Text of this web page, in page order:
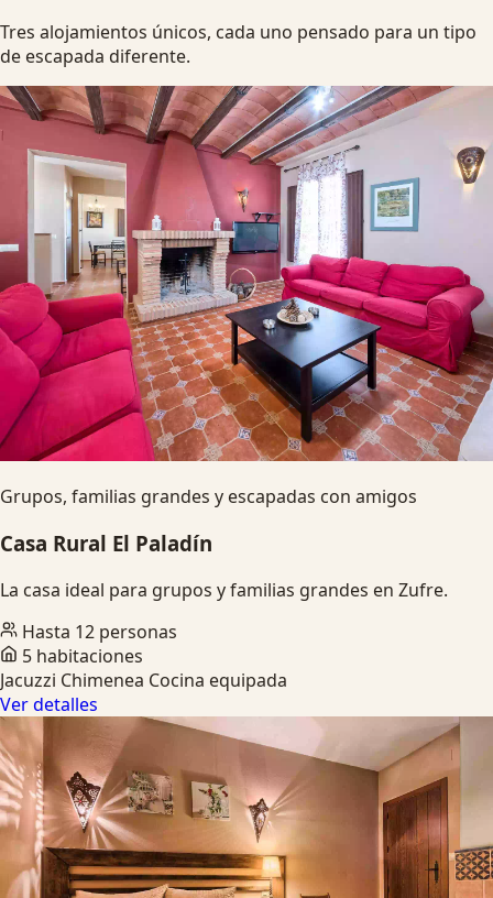
Tres alojamientos únicos, cada uno pensado para un tipo
de escapada diferente.
Grupos, familias grandes y escapadas con amigos
Casa Rural El Paladín
La casa ideal para grupos y familias grandes en Zufre.
Hasta 12 personas
5 habitaciones
Jacuzzi Chimenea Cocina equipada
Ver detalles